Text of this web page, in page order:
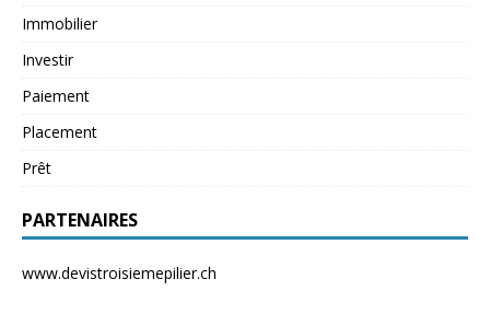
Immobilier
Investir
Paiement
Placement
Prêt
PARTENAIRES
www.devistroisiemepilier.ch